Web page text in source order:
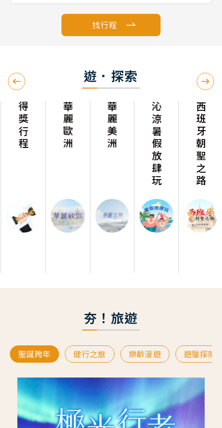
找行程
遊．探索
得獎行程 華麗歐洲 華麗美洲 沁涼暑假放肆玩 西班牙朝聖之路
夯！旅遊
聖誕跨年 健行之旅 樂齡漫遊 遊獵探險